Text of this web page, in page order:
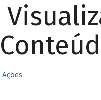
Ações